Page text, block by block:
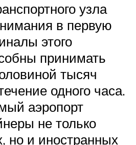
узла
в первую
этого
принимать
тысяч
одного часа.
аэропорт
не только
но и иностранных